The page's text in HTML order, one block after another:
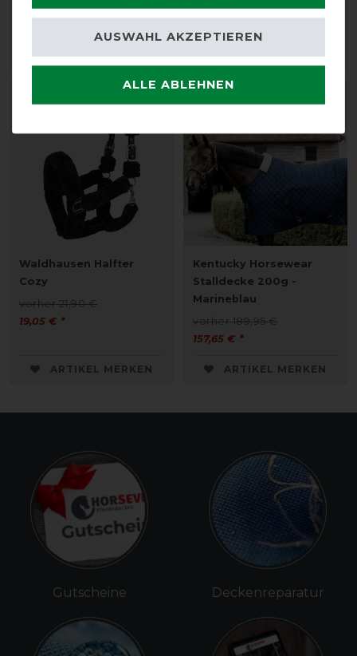
19,05 € *
ARTIKEL MERKEN
vorher 52,95 €
ARTIKEL MERKEN
-13%
Waldhausen Halfter
Cozy
vorher 21,90 €
19,05 € *
ARTIKEL MERKEN
-17%
Kentucky Horsewear
Stalldecke 200g -
Marineblau
vorher 189,95 €
157,65 € *
ARTIKEL MERKEN
Gutscheine Deckenreparatur
ALLE ABLEHNEN
AUSWAHL AKZEPTIEREN